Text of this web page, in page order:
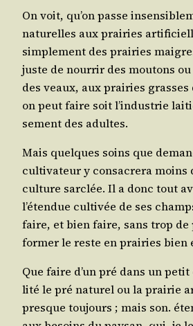
On voit, qu’on passe
natu­relles aux prai­ries
sim­ple­ment des prai­ries
juste de nour­rir des mou­tons ou
des veaux, aux prai­ries
on peut faire soit l’in­dus­trie
se­ment des adultes.
Mais quelques soins que
culti­va­teur y consa­cre­ra moins
culture sar­clée. Il a donc tout
l’é­ten­due culti­vée de ses
faire, et bien faire, sans trop
for­mer le reste en prai­ries bien
Que faire d’un pré dans un
li­té le pré natu­rel ou la prai­rie
presque tou­jours ; mais son.